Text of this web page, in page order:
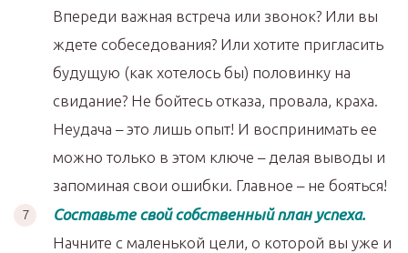
Впереди важная встреча или звонок? Или вы
ждете собеседования? Или хотите пригласить
будущую (как хотелось бы) половинку на
свидание? Не бойтесь отказа, провала, краха.
Неудача – это лишь опыт! И воспринимать ее
можно только в этом ключе – делая выводы и
запоминая свои ошибки. Главное – не бояться!
Составьте свой собственный план успеха.
Начните с маленькой цели, о которой вы уже и